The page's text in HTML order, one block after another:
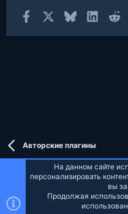
Facebook Bluesky LinkedIn
Авторские плагины
Russian (RU)
На данном сайте
персонализировать
вы
Продолжая